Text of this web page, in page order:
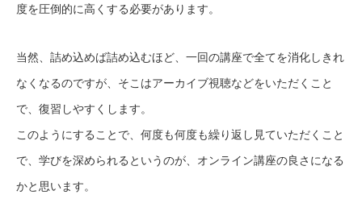
度を圧倒的に高くする必要があります。
当然、詰め込めば詰め込むほど、一回の講座で全てを消化しきれ
なくなるのですが、そこはアーカイブ視聴などをいただくこと
で、復習しやすくします。
このようにすることで、何度も何度も繰り返し見ていただくこと
で、学びを深められるというのが、オンライン講座の良さになる
かと思います。